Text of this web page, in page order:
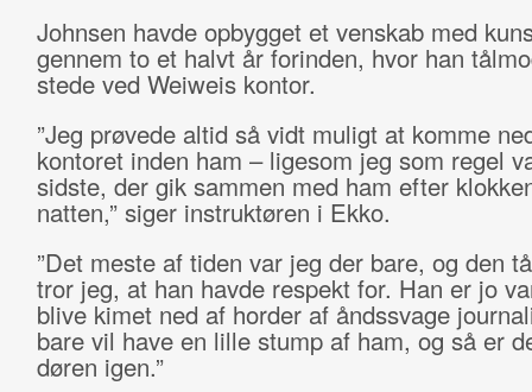
Johnsen havde opbygget et venskab med
gennem to et halvt år forinden, hvor han
stede ved Weiweis kontor.
”Jeg prøvede altid så vidt muligt at komme
kontoret inden ham – ligesom jeg som regel
sidste, der gik sammen med ham efter
natten,” siger instruktøren i Ekko.
”Det meste af tiden var jeg der bare, og den
tror jeg, at han havde respekt for. Han er jo
blive kimet ned af horder af åndssvage
bare vil have en lille stump af ham, og så er
døren igen.”